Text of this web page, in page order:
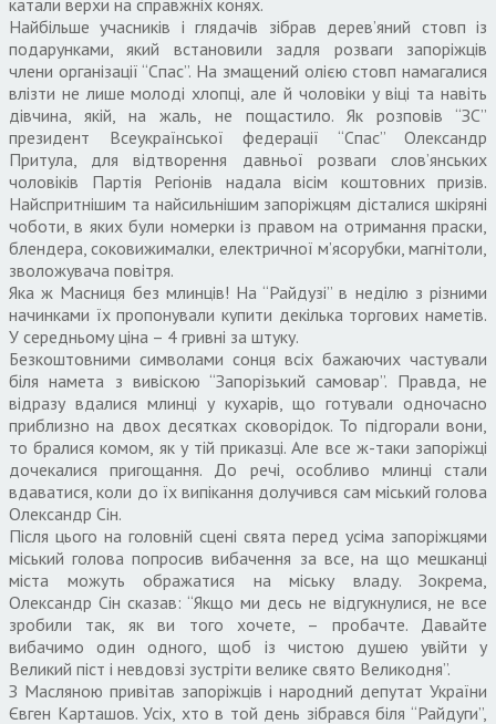
Найбільше учасників і глядачів зібрав дерев’яний стовп із
подарунками, який встановили задля розваги запоріжців
члени організації “Спас”. На змащений олією стовп намагалися
влізти не лише молоді хлопці, але й чоловіки у віці та навіть
дівчина, якій, на жаль, не пощастило. Як розповів “ЗС”
президент Всеукраїнської федерації “Спас” Олександр
Притула, для відтворення давньої розваги слов’янських
чоловіків Партія Регіонів надала вісім коштовних призів.
Найспритнішим та найсильнішим запоріжцям дісталися шкіряні
чоботи, в яких були номерки із правом на отримання праски,
блендера, соковижималки, електричної м’ясорубки, магнітоли,
зволожувача повітря.
Яка ж Масниця без млинців! На “Райдузі” в неділю з різними
начинками їх пропонували купити декілька торгових наметів.
У середньому ціна – 4 гривні за штуку.
Безкоштовними символами сонця всіх бажаючих частували
біля намета з вивіскою “Запорізький самовар”. Правда, не
відразу вдалися млинці у кухарів, що готували одночасно
приблизно на двох десятках сковорідок. То підгорали вони,
то бралися комом, як у тій приказці. Але все ж-таки запоріжці
дочекалися пригощання. До речі, особливо млинці стали
вдаватися, коли до їх випікання долучився сам міський голова
Олександр Сін.
Після цього на головній сцені свята перед усіма запоріжцями
міський голова попросив вибачення за все, на що мешканці
міста можуть ображатися на міську владу. Зокрема,
Олександр Сін сказав: “Якщо ми десь не відгукнулися, не все
зробили так, як ви того хочете, – пробачте. Давайте
вибачимо один одного, щоб із чистою душею увійти у
Великий піст і невдовзі зустріти велике свято Великодня”.
З Масляною привітав запоріжців і народний депутат України
Євген Карташов. Усіх, хто в той день зібрався біля “Райдуги”,